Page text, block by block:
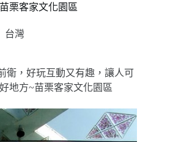
栗客家文化園區
台灣